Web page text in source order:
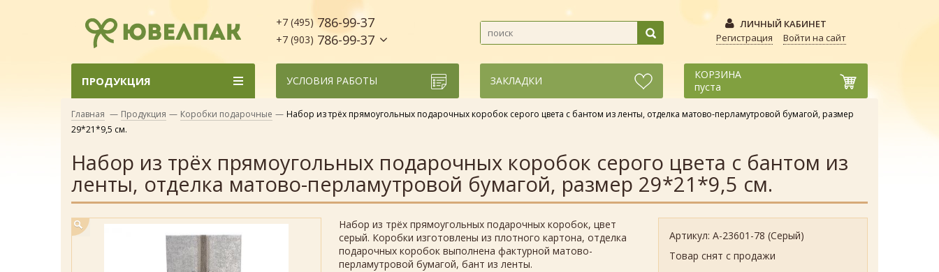
+7 (495) 786-99-37
+7 (903) 786-99-37
ЛИЧНЫЙ КАБИНЕТ
Регистрация
Войти на сайт
ПРОДУКЦИЯ УСЛОВИЯ РАБОТЫ ЗАКЛАДКИ
КОРЗИНА
пуста
Главная — Продукция — Коробки подарочные — Набор из трёх прямоугольных подарочных коробок серого цвета с бантом из ленты, отделка матово-перламутровой бумагой, размер
29*21*9,5 см.
Набор из трёх прямоугольных подарочных коробок серого цвета с бантом из
ленты, отделка матово-перламутровой бумагой, размер 29*21*9,5 см.
Артикул: А-23601-78 (Серый)
Товар снят с продажи
Набор из трёх прямоугольных подарочных коробок, цвет
серый. Коробки изготовлены из плотного картона, отделка
подарочных коробок выполнена фактурной матово-
перламутровой бумагой, бант из ленты.